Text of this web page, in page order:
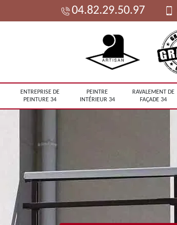
04.82.29.50.97
ENTREPRISE DE
PEINTURE 34
PEINTRE
INTÉRIEUR 34
RAVALEMENT DE
FAÇADE 34